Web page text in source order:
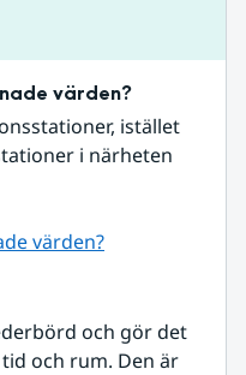
värden?
istället
i närheten
värden?
och gör det
och rum. Den är